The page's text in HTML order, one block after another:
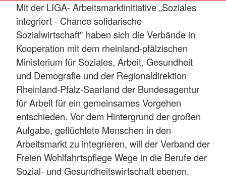
Mit der LIGA- Arbeitsmarktinitiative „Soziales
integriert - Chance solidarische
Sozialwirtschaft" haben sich die Verbände in
Kooperation mit dem rheinland-pfälzischen
Ministerium für Soziales, Arbeit, Gesundheit
und Demografie und der Regionaldirektion
Rheinland-Pfalz-Saarland der Bundesagentur
für Arbeit für ein gemeinsames Vorgehen
entschieden. Vor dem Hintergrund der großen
Aufgabe, geflüchtete Menschen in den
Arbeitsmarkt zu integrieren, will der Verband der
Freien Wohlfahrtspflege Wege in die Berufe der
Sozial- und Gesundheitswirtschaft ebenen.